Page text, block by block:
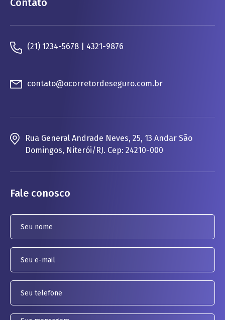
Contato
(21) 1234-5678 | 4321-9876
contato@ocorretordeseguro.com.br
Rua General Andrade Neves, 25, 13 Andar São
Domingos, Niterói/RJ. Cep: 24210-000
Fale conosco